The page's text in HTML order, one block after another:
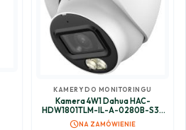
KAMERY DO MONITORINGU
Kamera 4W1 Dahua HAC-
HDW1801TLM-IL-A-0280B-S3-
DIP
scheduleNA ZAMÓWIENIE